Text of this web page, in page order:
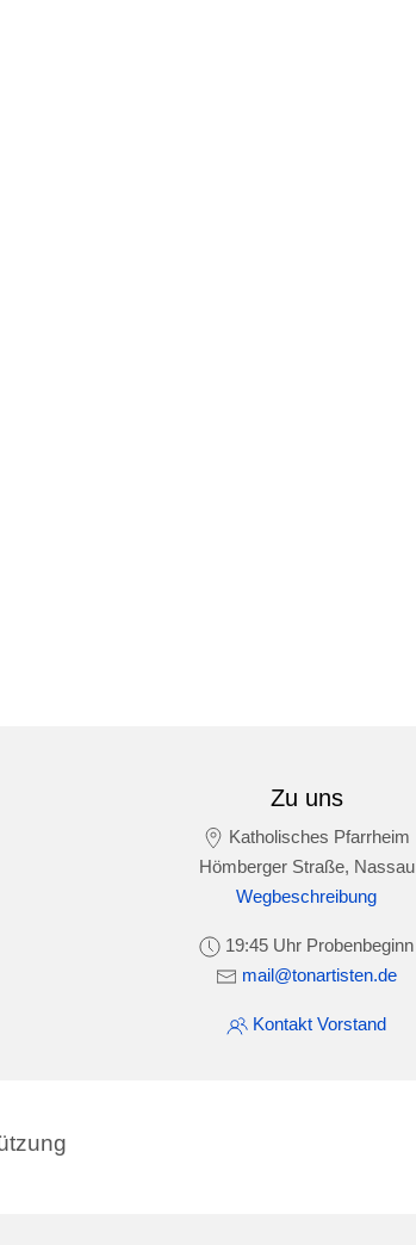
Zu uns
Katholisches Pfarrheim
Hömberger Straße, Nassau
Wegbeschreibung
19:45 Uhr Probenbeginn
mail@tonartisten.de
Kontakt Vorstand